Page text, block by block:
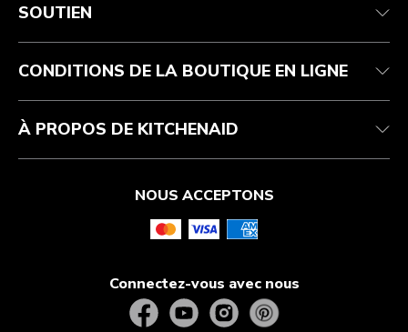
Contactez-nous
Réparation autorisée
Résidents du Québec
Retours et remboursements
Aide relative au produit
Affiliation
SOUTIEN
CONDITIONS DE LA BOUTIQUE EN LIGNE
À PROPOS DE KITCHENAID
NOUS ACCEPTONS
Connectez-vous avec nous